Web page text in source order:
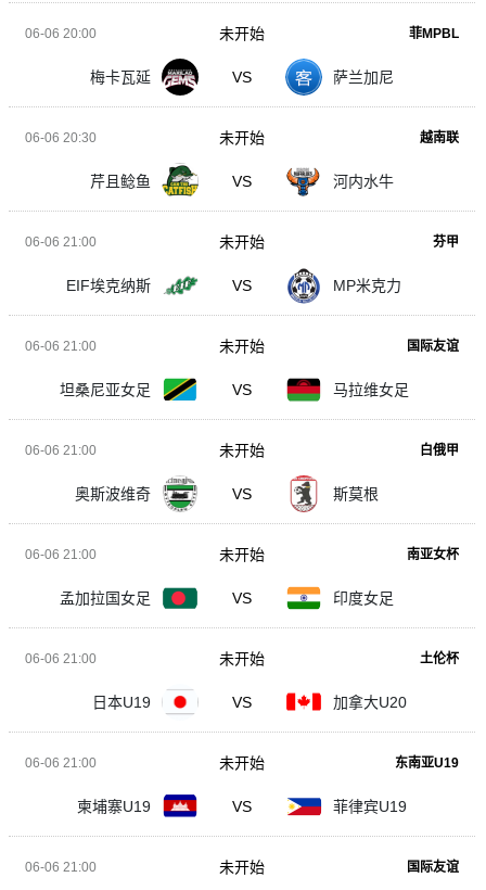
06-06 20:00 菲MPBL
梅卡瓦延 VS 萨兰加尼
未开始
06-06 20:30 越南联
芹且鲶鱼 VS 河内水牛
未开始
06-06 21:00 芬甲
EIF埃克纳斯 VS MP米克力
未开始
06-06 21:00 国际友谊
坦桑尼亚女足 VS 马拉维女足
未开始
06-06 21:00 白俄甲
奥斯波维奇 VS 斯莫根
未开始
06-06 21:00 南亚女杯
孟加拉国女足 VS 印度女足
未开始
06-06 21:00 土伦杯
日本U19 VS 加拿大U20
未开始
06-06 21:00 东南亚U19
柬埔寨U19 VS 菲律宾U19
未开始
06-06 21:00 国际友谊
未开始